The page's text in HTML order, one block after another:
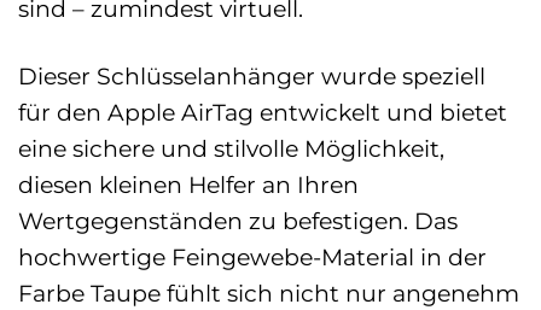
sind – zumindest virtuell.
Dieser Schlüsselanhänger wurde speziell
für den Apple AirTag entwickelt und bietet
eine sichere und stilvolle Möglichkeit,
diesen kleinen Helfer an Ihren
Wertgegenständen zu befestigen. Das
hochwertige Feingewebe-Material in der
Farbe Taupe fühlt sich nicht nur angenehm